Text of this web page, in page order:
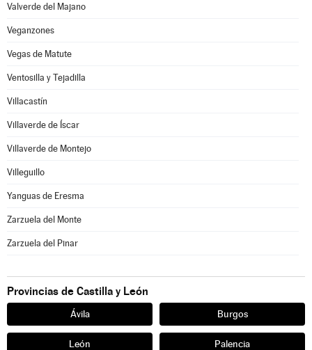
Valverde del Majano
Veganzones
Vegas de Matute
Ventosilla y Tejadilla
Villacastín
Villaverde de Íscar
Villaverde de Montejo
Villeguillo
Yanguas de Eresma
Zarzuela del Monte
Zarzuela del Pinar
Provincias de Castilla y León
Ávila Burgos
León Palencia